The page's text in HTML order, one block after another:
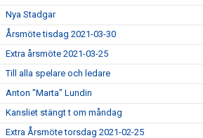
Nya Stadgar
Årsmöte tisdag 2021-03-30
Extra årsmöte 2021-03-25
Till alla spelare och ledare
Anton "Marta" Lundin
Kansliet stängt t om måndag
Extra Årsmöte torsdag 2021-02-25